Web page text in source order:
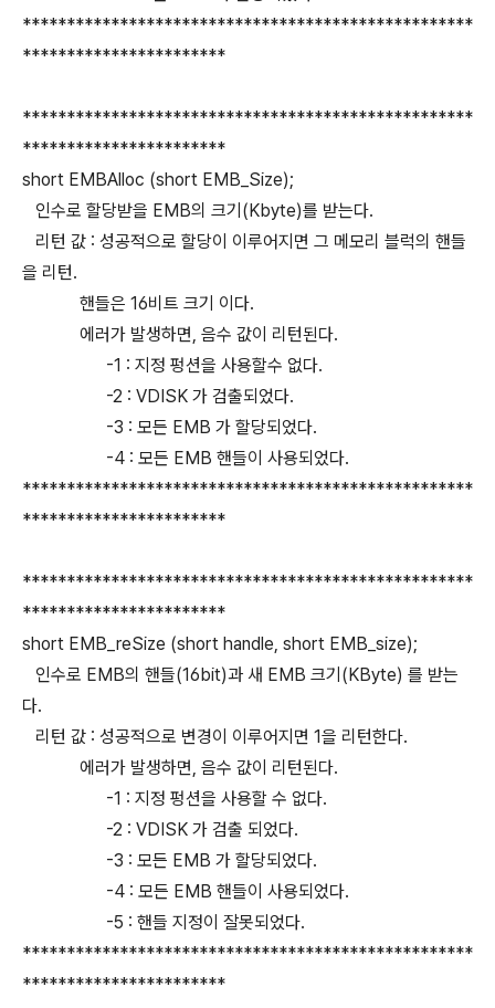
***************************************************
***********************
***************************************************
***********************
short EMBAlloc (short EMB_Size);
인수로 할당받을 EMB의 크기(Kbyte)를 받는다.
리턴 값 : 성공적으로 할당이 이루어지면 그 메모리 블럭의 핸들
을 리턴.
핸들은 16비트 크기 이다.
에러가 발생하면, 음수 값이 리턴된다.
-1 : 지정 펑션을 사용할수 없다.
-2 : VDISK 가 검출되었다.
-3 : 모든 EMB 가 할당되었다.
-4 : 모든 EMB 핸들이 사용되었다.
***************************************************
***********************
***************************************************
***********************
short EMB_reSize (short handle, short EMB_size);
인수로 EMB의 핸들(16bit)과 새 EMB 크기(KByte) 를 받는
다.
리턴 값 : 성공적으로 변경이 이루어지면 1을 리턴한다.
에러가 발생하면, 음수 값이 리턴된다.
-1 : 지정 펑션을 사용할 수 없다.
-2 : VDISK 가 검출 되었다.
-3 : 모든 EMB 가 할당되었다.
-4 : 모든 EMB 핸들이 사용되었다.
-5 : 핸들 지정이 잘못되었다.
***************************************************
***********************